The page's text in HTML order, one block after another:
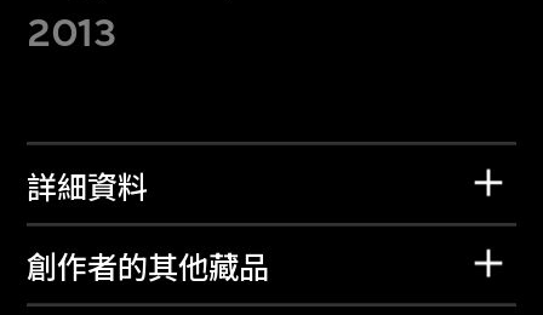
2013
詳細資料
創作者的其他藏品